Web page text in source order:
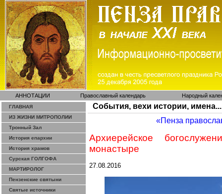
АННОТАЦИИ Православный календарь Народный
ГЛАВНАЯ
ИЗ ЖИЗНИ МИТРОПОЛИИ
Тронный Зал
История епархии
История храмов
Сурская ГОЛГОФА
МАРТИРОЛОГ
Пензенские святыни
Святые источники
События, вехи истории, имена...
«Пенза
Архиерейское
монастыре
27.08.2016